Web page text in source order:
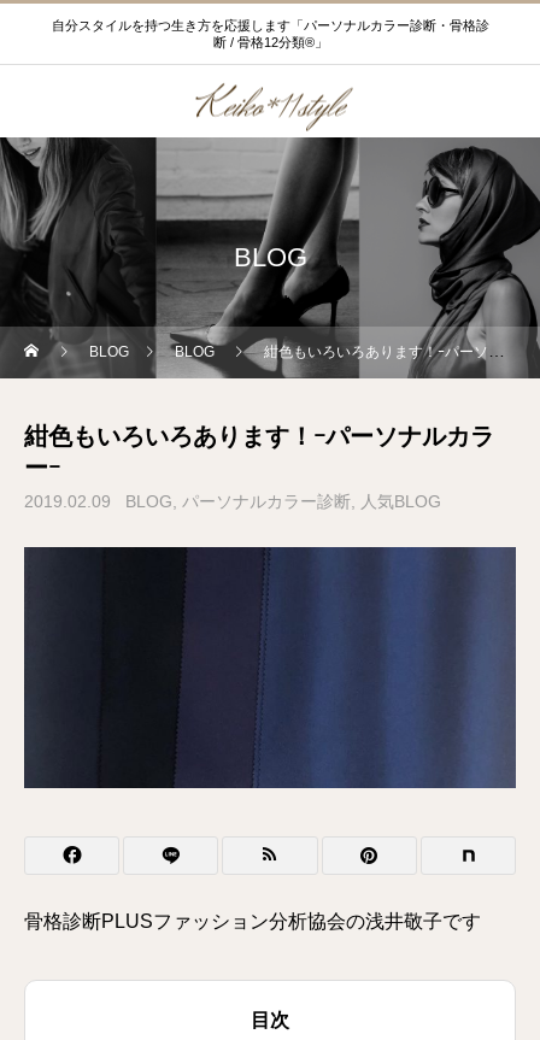
自分スタイルを持つ生き方を応援します「パーソナルカラー診断・骨格診
断 / 骨格12分類®」
BLOG
BLOG BLOG 紺色もいろいろあります！ｰパーソナルカラーｰ
紺色もいろいろあります！ｰパーソナルカラ
ーｰ
2019.02.09 BLOG パーソナルカラー診断 人気BLOG
骨格診断PLUSファッション分析協会の浅井敬子です
目次